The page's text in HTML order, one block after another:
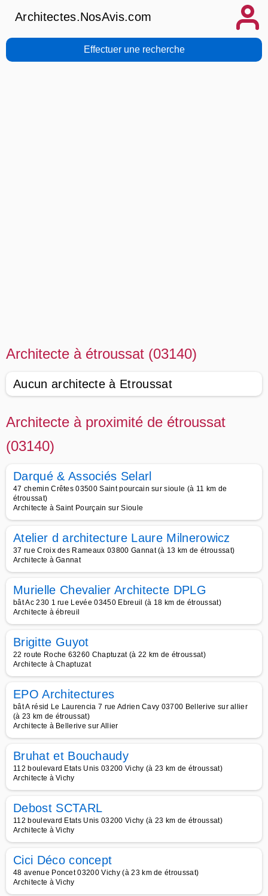
Architectes.NosAvis.com
Effectuer une recherche
Architecte à étroussat (03140)
Aucun architecte à Etroussat
Architecte à proximité de étroussat
(03140)
Darqué & Associés Selarl
47 chemin Crêtes 03500 Saint pourcain sur sioule (à 11 km de
étroussat)
Architecte à Saint Pourçain sur Sioule
Atelier d architecture Laure Milnerowicz
37 rue Croix des Rameaux 03800 Gannat (à 13 km de étroussat)
Architecte à Gannat
Murielle Chevalier Architecte DPLG
bât Ac 230 1 rue Levée 03450 Ebreuil (à 18 km de étroussat)
Architecte à ébreuil
Brigitte Guyot
22 route Roche 63260 Chaptuzat (à 22 km de étroussat)
Architecte à Chaptuzat
EPO Architectures
bât A résid Le Laurencia 7 rue Adrien Cavy 03700 Bellerive sur allier
(à 23 km de étroussat)
Architecte à Bellerive sur Allier
Bruhat et Bouchaudy
112 boulevard Etats Unis 03200 Vichy (à 23 km de étroussat)
Architecte à Vichy
Debost SCTARL
112 boulevard Etats Unis 03200 Vichy (à 23 km de étroussat)
Architecte à Vichy
Cici Déco concept
48 avenue Poncet 03200 Vichy (à 23 km de étroussat)
Architecte à Vichy